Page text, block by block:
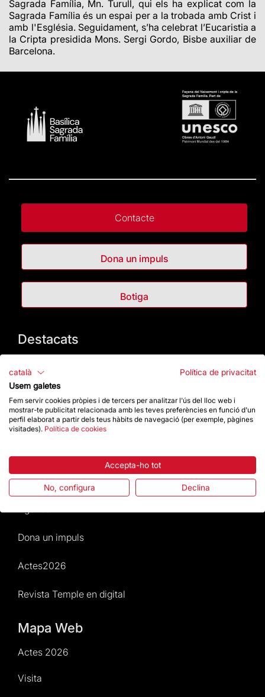
Sagrada Família, Mn. Turull, qui els ha explicat com la
Sagrada Família és un espai per a la trobada amb Crist i
amb l'Església. Seguidament, s’ha celebrat l’Eucaristia a
la Cripta presidida Mons. Sergi Gordo, Bisbe auxiliar de
Barcelona.
Contacte
Dona un impuls
Botiga
Destacats
La Fundació
Preguntes freqüents
Atenció al Visitant
Notícies i Actualitat
Dona un impuls
Actes2026
Revista Temple en digital
Mapa Web
Actes 2026
Visita
català
Política de privacitat
Usem galetes
Fem servir cookies pròpies i de tercers per analitzar l'ús del lloc web i
mostrar-te publicitat relacionada amb les teves preferències en funció d'un
perfil elaborat a partir dels teus hàbits de navegació (per exemple, pàgines
visitades). Política de cookies
Accepta-ho tot
No, configura Declina